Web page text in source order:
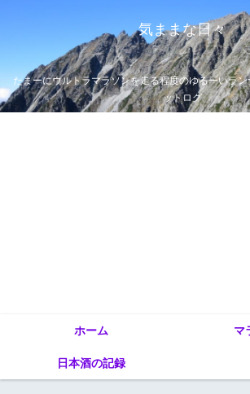
気ままな日々
たまーにウルトラマラソンを走る程度のゆるーいラン
ットログ
ホーム マ
日本酒の記録